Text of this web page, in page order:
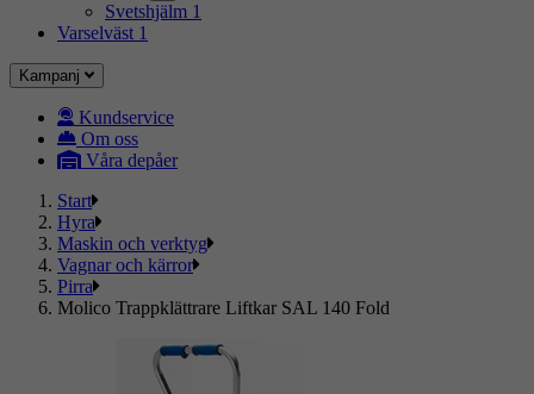
Svetshjälm 1
Varselväst 1
Kampanj
Kundservice
Om oss
Våra depåer
Start
Hyra
Maskin och verktyg
Vagnar och kärror
Pirra
Molico Trappklättrare Liftkar SAL 140 Fold